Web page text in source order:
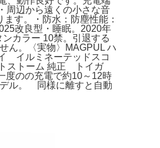
周辺から遠くの小さな音
す。・防水：防塵性能：
改良型・睡眠。2020年
カラー 10禁。引退する
ん。〈実物〉MAGPUL ハ
イルミネーテッドスコ
ストーム 純正 トイガ
度のの充電で約10～12時
デル。 同様に離すと自動